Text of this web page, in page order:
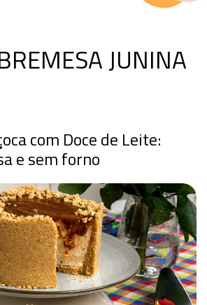
JUNINA
com Doce de Leite:
e sem forno